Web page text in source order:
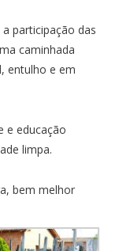
participação das
caminhada
entulho e em
e educação
limpa.
bem melhor